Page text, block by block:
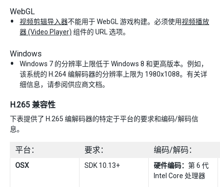
WebGL
视频剪辑导入器不能用于 WebGL 游戏构建。必须使用视频播放
器 (Video Player) 组件的 URL 选项。
Windows
Windows 7 的分辨率上限低于 Windows 8 和更高版本。例如，
该系统的 H.264 编解码器的分辨率上限为 1980x1088。有关详
细信息，请参阅供应商文档。
H.265 兼容性
下表提供了 H.265 编解码器的特定于平台的要求和编码/解码信
息。
平台： 要求： 编码/解码：
OSX SDK 10.13+ 硬件编码： 第 6 代
Intel Core 处理器